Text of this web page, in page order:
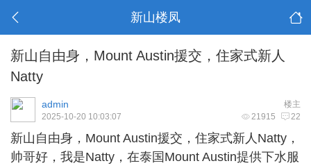
新山楼凤
新山自由身，Mount Austin援交，住家式新人
Natty
楼主
admin
21915 22
2025-10-20 10:03:07
新山自由身 ，Mount Austin援交，住家式新人Natty，
帅哥好，我是Natty，在泰国Mount Austin提供下水服